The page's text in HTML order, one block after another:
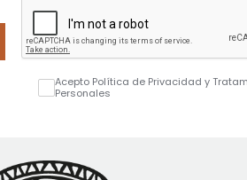
Acepto Política de Privacidad y
Personales